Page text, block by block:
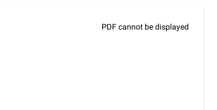
PDF cannot be displayed